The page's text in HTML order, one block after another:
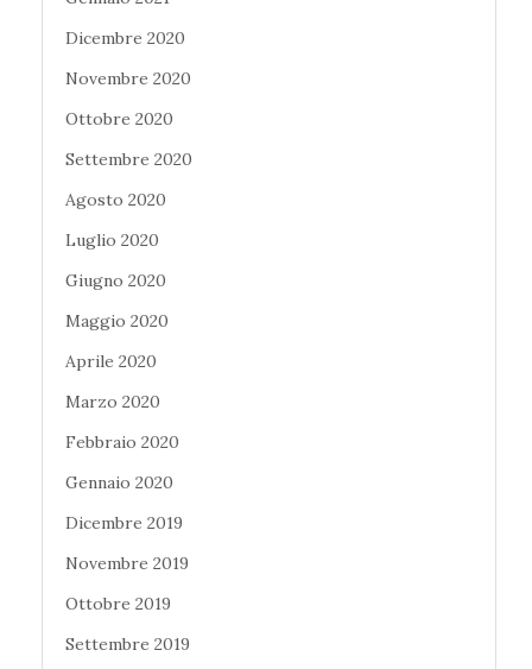
Dicembre 2020
Novembre 2020
Ottobre 2020
Settembre 2020
Agosto 2020
Luglio 2020
Giugno 2020
Maggio 2020
Aprile 2020
Marzo 2020
Febbraio 2020
Gennaio 2020
Dicembre 2019
Novembre 2019
Ottobre 2019
Settembre 2019